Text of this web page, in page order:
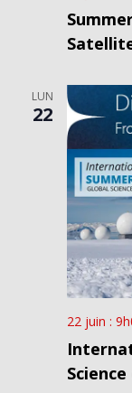
LUN
22
22 juin :